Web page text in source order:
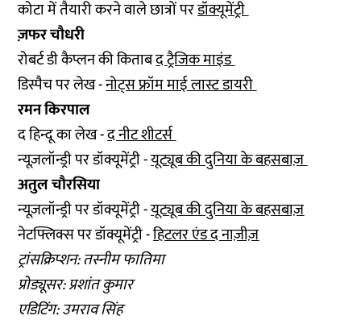
कोटा में तैयारी करने वाले छात्रों परडॉक्यूमेंट्री
ज़फर चौधरी
रोबर्ट डी कैप्लन की किताबद ट्रैजिक माइंड
डिस्पैच पर लेख -नोट्स फ्रॉम माई लास्ट डायरी
रमन किरपाल
द हिन्दू का लेख -द नीट शीटर्स
न्यूज़लॉन्ड्री पर डॉक्यूमेंट्री -यूट्यूब की दुनिया के बहसबाज़
अतुल चौरसिया
न्यूज़लॉन्ड्री पर डॉक्यूमेंट्री -यूट्यूब की दुनिया के बहसबाज़
नेटफ्लिक्स पर डॉक्यूमेंट्री -हिटलर एंड द नाज़ीज़
ट्रांसक्रिप्शन: तस्नीम फातिमा
प्रोड्यूसर: प्रशांत कुमार
एडिटिंग: उमराव सिंह